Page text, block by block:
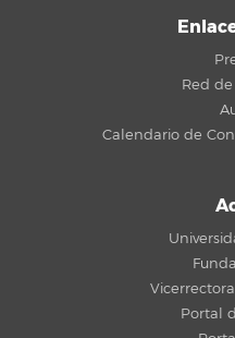
Red
Calendario de
Portal